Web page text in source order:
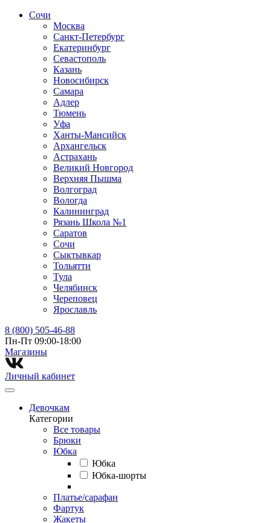
Сочи
Москва
Санкт-Петербург
Екатеринбург
Севастополь
Казань
Новосибирск
Самара
Адлер
Тюмень
Уфа
Ханты-Мансийск
Архангельск
Астрахань
Великий Новгород
Верхняя Пышма
Волгоград
Вологда
Калининград
Рязань Школа №1
Саратов
Сочи
Сыктывкар
Тольятти
Тула
Челябинск
Череповец
Ярославль
8 (800) 505-46-88
Пн-Пт 09:00-18:00
Магазины⁠
Личный кабинет
Девочкам
Категории
Все товары
Брюки
Юбка
Юбка
Юбка-шорты
Платье/сарафан
Фартук
Жакеты